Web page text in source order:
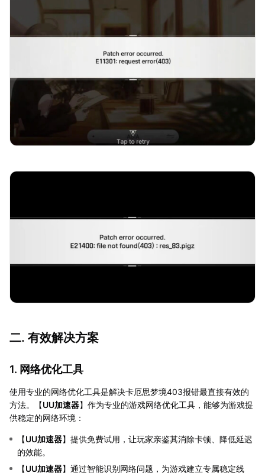
二. 有效解决方案
1. 网络优化工具
使用专业的网络优化工具是解决卡厄思梦境403报错最直接有效的
方法。【UU加速器】作为专业的游戏网络优化工具，能够为游戏提
供稳定的网络环境：
【UU加速器】提供免费试用，让玩家亲鉴其消除卡顿、降低延迟
的效能。
【UU加速器】通过智能识别网络问题，为游戏建立专属稳定线